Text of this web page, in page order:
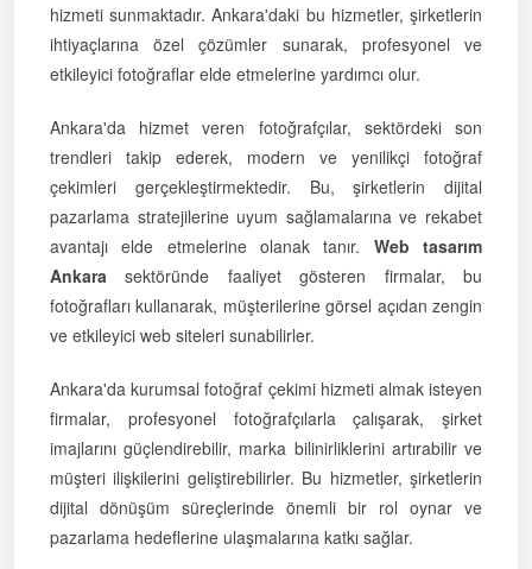
hizmeti sunmaktadır. Ankara'daki bu hizmetler, şirketlerin
ihtiyaçlarına özel çözümler sunarak, profesyonel ve
etkileyici fotoğraflar elde etmelerine yardımcı olur.
Ankara'da hizmet veren fotoğrafçılar, sektördeki son
trendleri takip ederek, modern ve yenilikçi fotoğraf
çekimleri gerçekleştirmektedir. Bu, şirketlerin dijital
pazarlama stratejilerine uyum sağlamalarına ve rekabet
avantajı elde etmelerine olanak tanır. Web tasarım
Ankara sektöründe faaliyet gösteren firmalar, bu
fotoğrafları kullanarak, müşterilerine görsel açıdan zengin
ve etkileyici web siteleri sunabilirler.
Ankara'da kurumsal fotoğraf çekimi hizmeti almak isteyen
firmalar, profesyonel fotoğrafçılarla çalışarak, şirket
imajlarını güçlendirebilir, marka bilinirliklerini artırabilir ve
müşteri ilişkilerini geliştirebilirler. Bu hizmetler, şirketlerin
dijital dönüşüm süreçlerinde önemli bir rol oynar ve
pazarlama hedeflerine ulaşmalarına katkı sağlar.